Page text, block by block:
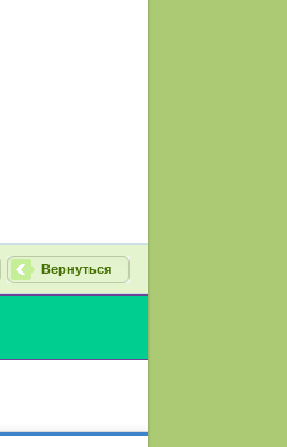
Вернуться